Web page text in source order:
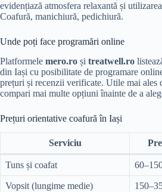
evidențiază atmosfera relaxantă și
Coafură, manichiură, pedichiură.
Unde poți face programări online
Platformele mero.ro și treatwell.ro
din Iași cu posibilitate de programare
prețuri și recenzii verificate. Utile mai ales
compari mai multe opțiuni înainte de a
Prețuri orientative coafură în Iași
Serviciu
Tuns și coafat
Vopsit (lungime medie)